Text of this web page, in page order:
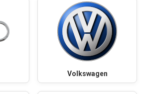
Volkswagen